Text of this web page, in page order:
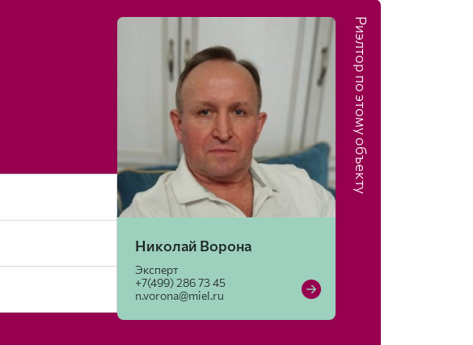
Риэлтор по этому объекту
Николай Ворона
Эксперт
+7(499) 286 73 45
n.vorona@miel.ru